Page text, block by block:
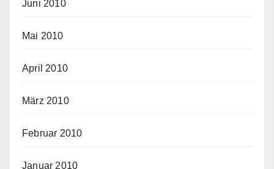
Juni 2010
Mai 2010
April 2010
März 2010
Februar 2010
Januar 2010